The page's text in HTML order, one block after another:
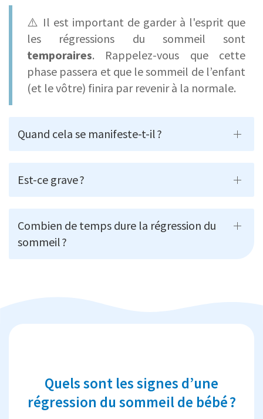
⚠️ Il est important de garder à l'esprit que
les régressions du sommeil sont
temporaires. Rappelez-vous que cette
phase passera et que le sommeil de l’enfant
(et le vôtre) finira par revenir à la normale.
Quand cela se manifeste-t-il ?
Est-ce grave ?
Combien de temps dure la régression du
sommeil ?
Quels sont les signes d’une
régression du sommeil de bébé ?